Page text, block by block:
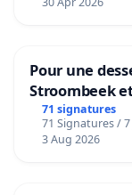
Pour une
Stroombeek
bediening
Voor
71 signatures
71 Signatures /
3 Aug 2026